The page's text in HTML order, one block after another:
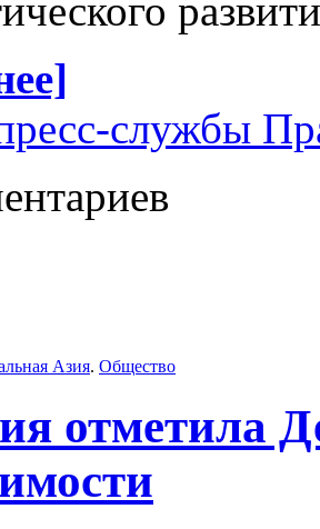
службы
Азия. Общество
отметила